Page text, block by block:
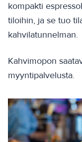
kompakti
tiloihin, ja se tuo
kahvilatunnelman.
Kahvimopon
myyntipalvelusta.